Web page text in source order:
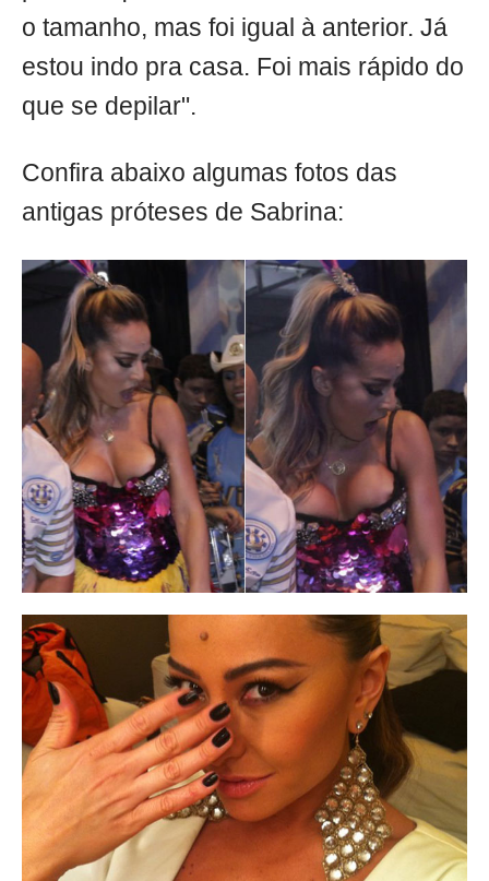
o tamanho, mas foi igual à anterior. Já
estou indo pra casa. Foi mais rápido do
que se depilar".
Confira abaixo algumas fotos das
antigas próteses de Sabrina: